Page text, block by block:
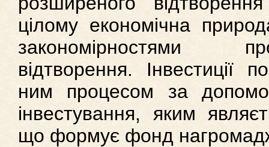
цілому економічна
закономірностями
відтворення. Інвестиції
ним процесом за
інвестування, яким
що формує фонд